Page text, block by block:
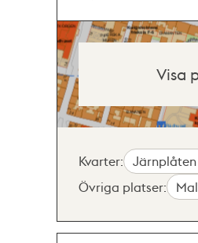
Visa
Kvarter:
Övriga platser: